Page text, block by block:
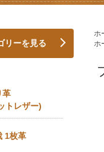
ホ
ホ
リーを見る
革
トレザー)
1枚革